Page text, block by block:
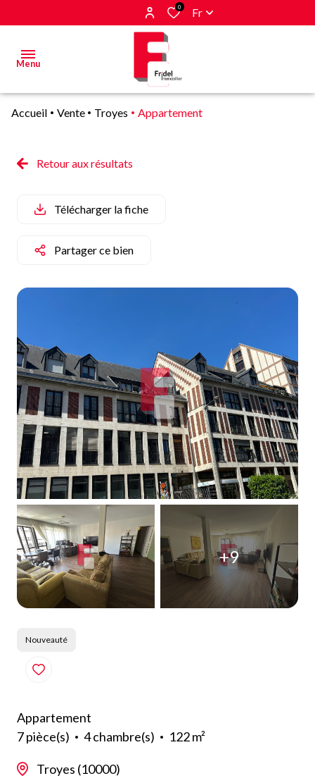
0 Fr
Menu
Estimer
vendus
sommes-
nous
Blog
Accueil Vente Troyes Appartement
Retour aux résultats
Télécharger la fiche
Partager ce bien
+9
Nouveauté
Appartement
7 pièce(s)
4 chambre(s) 122 m²
Troyes (10000)